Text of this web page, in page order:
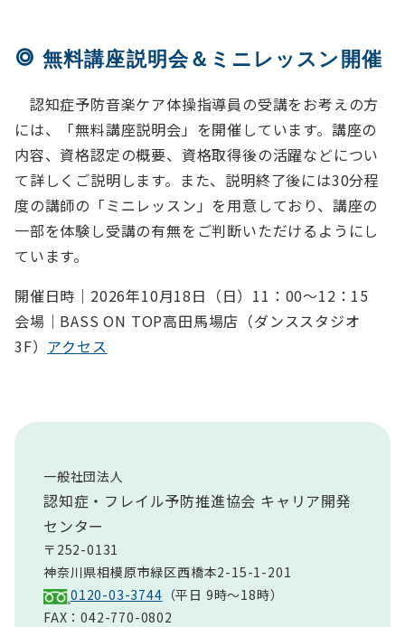
無料講座説明会＆ミニレッスン開催
認知症予防音楽ケア体操指導員の受講をお考えの方
には、「無料講座説明会」を開催しています。講座の
内容、資格認定の概要、資格取得後の活躍などについ
て詳しくご説明します。また、説明終了後には30分程
度の講師の「ミニレッスン」を用意しており、講座の
一部を体験し受講の有無をご判断いただけるようにし
ています。
開催日時｜2026年10月18日（日）11：00～12：15
会場｜BASS ON TOP高田馬場店（ダンススタジオ
3F） アクセス
一般社団法人
認知症・フレイル予防推進協会 キャリア開発
センター
〒252-0131
神奈川県相模原市緑区西橋本2-15-1-201
0120-03-3744 （平日 9時～18時）
FAX：042-770-0802